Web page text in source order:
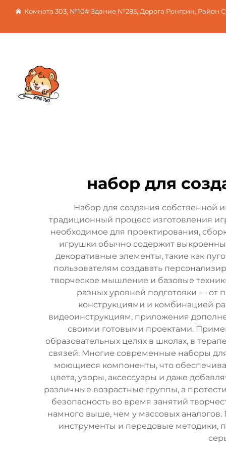
Комната 303, №10# Здание №285, Дорога Ронгсин, Район
набор для
Набор для создания собственной
традиционный процесс изготовления
необходимое для проектирования,
игрушки обычно содержит
декоративные элементы, такие как
пользователям создавать
творческое мышление и базовые
разных уровней подготовки — от
конструкциями и комбинацией
видеоинструкциям, приложения
своими готовыми проектами.
образовательных целях в школах, в
связей. Многие современные наборы
моющиеся компоненты, что
цвета, узоры, аксессуары и даже
различные возрастные группы, а
безопасность во время занятий
намного выше, чем у массовых
инструменты и передовые методики,